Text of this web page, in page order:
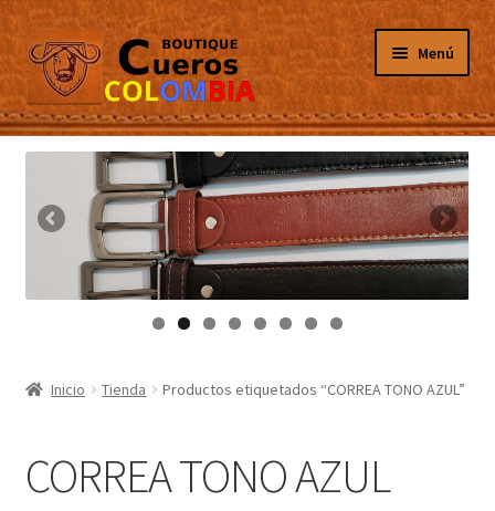
Ir
a
la
navegación
Ir
al
contenido
Menú
Inicio
Masculino
Femenino
Porta Celulares
Inicio Tienda Productos etiquetados “CORREA TONO AZUL”
CORREA TONO AZUL